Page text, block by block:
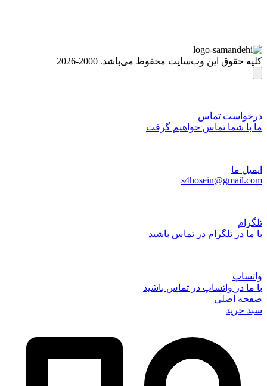
کلیه حقوق این وب‌سایت محفوظ می‌باشد. 2000-2026
درخواست تماس
ما با شما تماس خواهیم گرفت
ایمیل ما
s4hosein@gmail.com
تلگرام
با ما در تلگرام در تماس باشید
واتساپ
با ما در واتساپ در تماس باشید
صفحه اصلی
سبد خرید